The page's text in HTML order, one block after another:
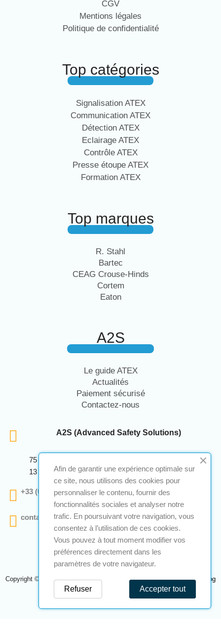
CGV
Mentions légales
Politique de confidentialité
Top catégories
Signalisation ATEX
Communication ATEX
Détection ATEX
Eclairage ATEX
Contrôle ATEX
Presse étoupe ATEX
Formation ATEX
Top marques
R. Stahl
Bartec
CEAG Crouse-Hinds
Cortem
Eaton
A2S
Le guide ATEX
Actualités
Paiement sécurisé
Contactez-nous
A2S (Advanced Safety Solutions)
75 Avenue Marcellin Berthelot Anthelios Bâtiment E
13 290 Aix En Provence
+33 (0)4 12 28 00 69
contact@a2s-atex.com
Copyright © 2026 A2S Atex. Tous droits réservés. Une réalisationNavilog
Afin de garantir une expérience optimale sur
ce site, nous utilisons des cookies pour
personnaliser le contenu, fournir des
fonctionnalités sociales et analyser notre
trafic. En poursuivant votre navigation, vous
consentez à l’utilisation de ces cookies.
Vous pouvez à tout moment modifier vos
préférences directement dans les
paramètres de votre navigateur.
Accepter tout
Refuser